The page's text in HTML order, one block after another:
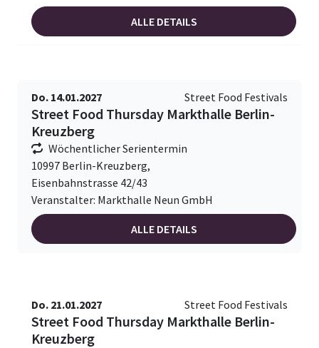
ALLE DETAILS
Do. 14.01.2027 Street Food Festivals
Street Food Thursday Markthalle Berlin-
Kreuzberg
Wöchentlicher Serientermin
10997 Berlin-Kreuzberg,
Eisenbahnstrasse 42/43
Veranstalter: Markthalle Neun GmbH
ALLE DETAILS
Do. 21.01.2027 Street Food Festivals
Street Food Thursday Markthalle Berlin-
Kreuzberg